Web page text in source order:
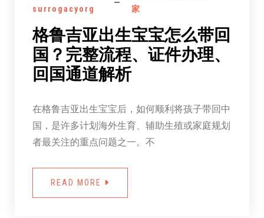
surrogacyorg
家
格鲁吉亚出生宝宝怎么带回
国？完整流程、证件办理、
回国通道解析
在格鲁吉亚出生宝宝后，如何顺利将孩子带回中
国，是许多计划海外生育、辅助生殖或家庭规划
者最关注的重点问题之一。不
READ MORE